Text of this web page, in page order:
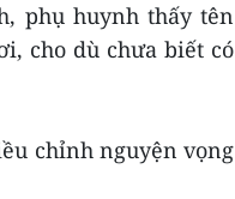
phụ huynh thấy tên
cho dù chưa biết có
chỉnh nguyện vọng